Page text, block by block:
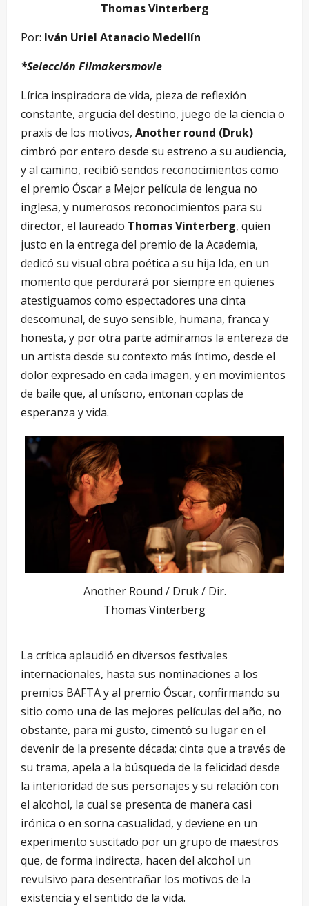
Thomas Vinterberg
Por: Iván Uriel Atanacio Medellín
*Selección Filmakersmovie
Lírica inspiradora de vida, pieza de reflexión
constante, argucia del destino, juego de la ciencia o
praxis de los motivos, Another round (Druk)
cimbró por entero desde su estreno a su audiencia,
y al camino, recibió sendos reconocimientos como
el premio Óscar a Mejor película de lengua no
inglesa, y numerosos reconocimientos para su
director, el laureado Thomas Vinterberg, quien
justo en la entrega del premio de la Academia,
dedicó su visual obra poética a su hija Ida, en un
momento que perdurará por siempre en quienes
atestiguamos como espectadores una cinta
descomunal, de suyo sensible, humana, franca y
honesta, y por otra parte admiramos la entereza de
un artista desde su contexto más íntimo, desde el
dolor expresado en cada imagen, y en movimientos
de baile que, al unísono, entonan coplas de
esperanza y vida.
Another Round / Druk / Dir.
Thomas Vinterberg
La crítica aplaudió en diversos festivales
internacionales, hasta sus nominaciones a los
premios BAFTA y al premio Óscar, confirmando su
sitio como una de las mejores películas del año, no
obstante, para mi gusto, cimentó su lugar en el
devenir de la presente década; cinta que a través de
su trama, apela a la búsqueda de la felicidad desde
la interioridad de sus personajes y su relación con
el alcohol, la cual se presenta de manera casi
irónica o en sorna casualidad, y deviene en un
experimento suscitado por un grupo de maestros
que, de forma indirecta, hacen del alcohol un
revulsivo para desentrañar los motivos de la
existencia y el sentido de la vida.